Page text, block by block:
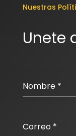
Nuestras
Unete
Nombre *
Correo *